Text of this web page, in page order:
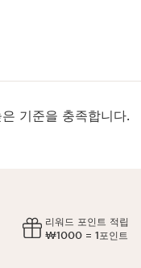
기준을 충족합니다.
리워드 포인트 적립
₩1000 = 1포인트